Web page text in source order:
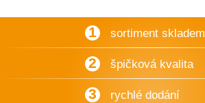
1 sortiment skladem
2 špičková kvalita
3 rychlé dodání